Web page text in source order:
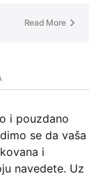
Read More
i pouzdano
se da vaša
i
navedete. Uz